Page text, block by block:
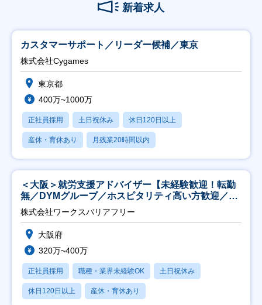
新着求人
カスタマーサポート／リーダー候補／東京
株式会社Cygames
東京都
400万~1000万
正社員採用 土日祝休み 休日120日以上
産休・育休あり 月残業20時間以内
＜大阪＞就労支援アドバイザー【未経験歓迎！転勤
無／DYMグループ／ホスピタリティ高い方歓迎／土
日祝】
株式会社ワークスバリアフリー
大阪府
320万~400万
正社員採用 職種・業界未経験OK 土日祝休み
休日120日以上 産休・育休あり